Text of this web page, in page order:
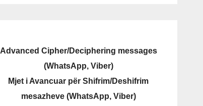
Advanced Cipher/Deciphering messages
(WhatsApp, Viber)
Mjet i Avancuar për Shifrim/Deshifrim
mesazheve (WhatsApp, Viber)